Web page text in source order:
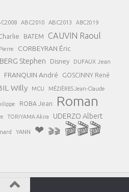
ABC2010 ABC2013 ABC2019
BATEM CAUVIN Raoul
CORBEYRAN Éric
Stephen Disney DUFAUX Jean
FRANQUIN André GOSCINNY René
Willy MCU MÉZIÈRES Jean-Claude
ROBA Jean Roman
TORIYAMA Akira UDERZO Albert
YANN ❤ 🎬🎬 🎬🎬🎬